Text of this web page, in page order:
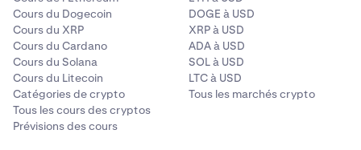
Cours du Dogecoin
Cours du XRP
Cours du Cardano
Cours du Solana
Cours du Litecoin
Catégories de crypto
Tous les cours des cryptos
Prévisions des cours
DOGE à USD
XRP à USD
ADA à USD
SOL à USD
LTC à USD
Tous les marchés crypto